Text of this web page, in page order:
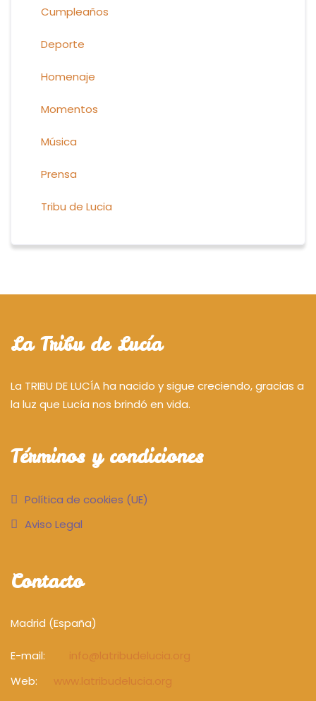
Cumpleaños
Deporte
Homenaje
Momentos
Música
Prensa
Tribu de Lucia
La Tribu de Lucía
La TRIBU DE LUCÍA ha nacido y sigue creciendo, gracias a
la luz que Lucía nos brindó en vida.
Términos y condiciones
Política de cookies (UE)
Aviso Legal
Contacto
Madrid (España)
E-mail:
info@latribudelucia.org
Web:
www.latribudelucia.org